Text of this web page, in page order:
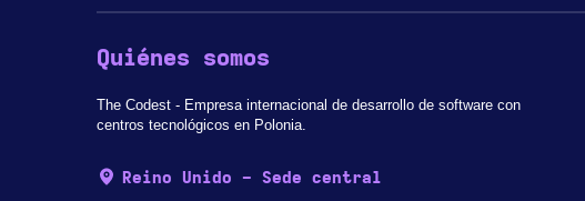
Quiénes somos
The Codest - Empresa internacional de desarrollo de software con
centros tecnológicos en Polonia.
Reino Unido - Sede central